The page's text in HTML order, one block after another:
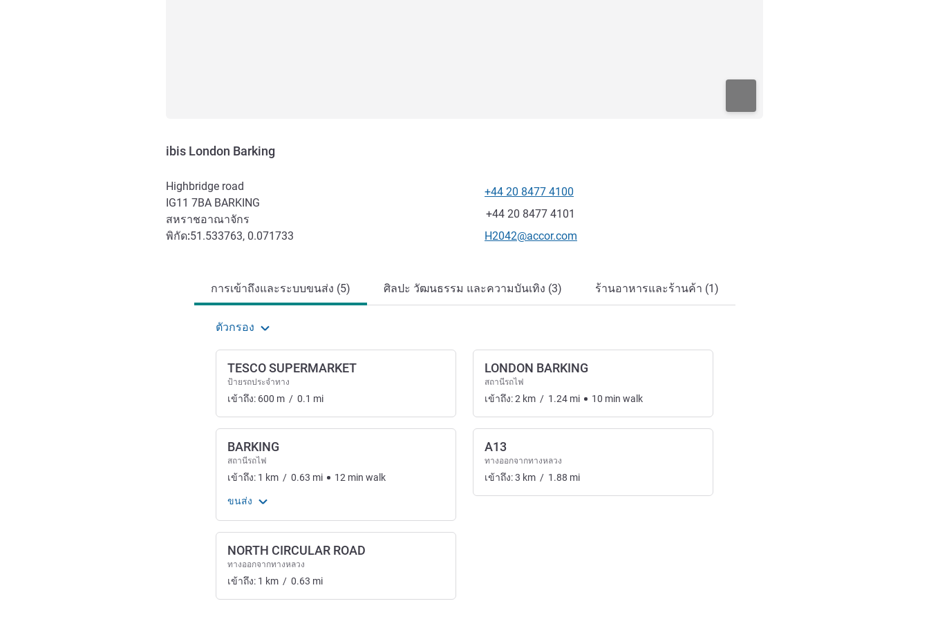
ibis London Barking
Highbridge road
IG11 7BA BARKING
สหราชอาณาจักร
พิกัด:51.533763, 0.071733
โทรศัพท์
+44 20 8477 4100
แฟกซ์
+44 20 8477 4101
อีเมลติดต่อ
H2042@accor.com
การเข้าถึงและระบบขนส่ง (5) ศิลปะ วัฒนธรรม และความบันเทิง (3) ร้านอาหารและร้านค้า (1)
ตัวกรอง
TESCO SUPERMARKET
ป้ายรถประจำทาง
เข้าถึง: 600 m / 0.1 mi
BARKING
สถานีรถไฟ
เข้าถึง: 1 km / 0.63 mi 12 min walk
ขนส่ง
NORTH CIRCULAR ROAD
ทางออกจากทางหลวง
เข้าถึง: 1 km / 0.63 mi
LONDON BARKING
สถานีรถไฟ
เข้าถึง:2 km / 1.24 mi 10 min walk
A13
ทางออกจากทางหลวง
เข้าถึง:3 km / 1.88 mi